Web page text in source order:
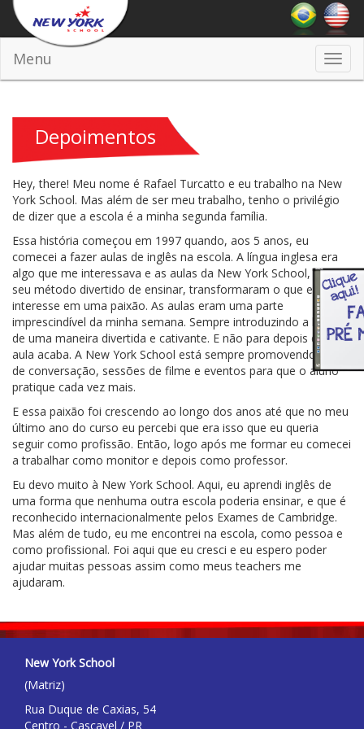
Menu
Home
Depoimentos
Hey, there! Meu nome é Rafael Turcatto e eu trabalho na New
York School. Mas além de ser meu trabalho, tenho o privilégio
de dizer que a escola é a minha segunda família.
Essa história começou em 1997 quando, aos 5 anos, eu
comecei a fazer aulas de inglês na escola. A língua inglesa era
algo que me interessava e as aulas da New York School, com
seu método divertido de ensinar, transformaram o que era um
interesse em uma paixão. As aulas eram uma parte
imprescindível da minha semana. Sempre introduzindo a língua
de uma maneira divertida e cativante. E não para depois que a
aula acaba. A New York School está sempre promovendo aulas
de conversação, sessões de filme e eventos para que o aluno
pratique cada vez mais.
E essa paixão foi crescendo ao longo dos anos até que no meu
último ano do curso eu percebi que era isso que eu queria
seguir como profissão. Então, logo após me formar eu comecei
a trabalhar como monitor e depois como professor.
Eu devo muito à New York School. Aqui, eu aprendi inglês de
uma forma que nenhuma outra escola poderia ensinar, e que é
reconhecido internacionalmente pelos Exames de Cambridge.
Mas além de tudo, eu me encontrei na escola, como pessoa e
como profissional. Foi aqui que eu cresci e eu espero poder
ajudar muitas pessoas assim como meus teachers me
ajudaram.
New York School
(Matriz)
Rua Duque de Caxias, 54
Centro - Cascavel / PR